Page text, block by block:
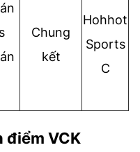
Chung
kết
Hohhot
Sports
C
VCK